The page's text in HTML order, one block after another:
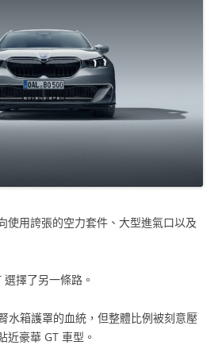
使用誇張的空力套件、大型進氣口以及
擇了另一條路。
水箱護罩的血統，但整體比例被刻意壓
近豪華 GT 車型。